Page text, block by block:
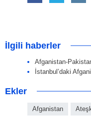
İlgili haberler
Afganistan-
İstanbul’daki
Ekler
Afganistan